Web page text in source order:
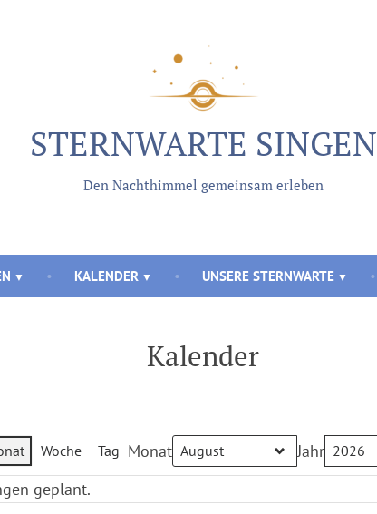
STERNWARTE SINGEN
Den Nachthimmel gemeinsam erleben
KALENDER UNSERE STERNWARTE
Kalender
Woche Tag Monat Jahr
geplant.